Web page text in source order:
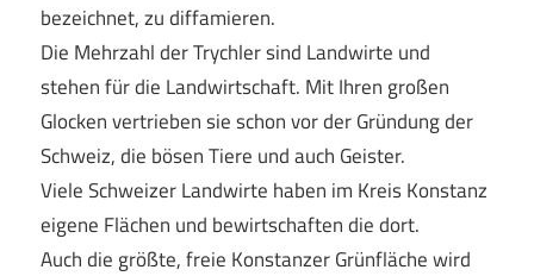
bezeichnet, zu diffamieren.
Die Mehrzahl der Trychler sind Landwirte und
stehen für die Landwirtschaft. Mit Ihren großen
Glocken vertrieben sie schon vor der Gründung der
Schweiz, die bösen Tiere und auch Geister.
Viele Schweizer Landwirte haben im Kreis Konstanz
eigene Flächen und bewirtschaften die dort.
Auch die größte, freie Konstanzer Grünfläche wird